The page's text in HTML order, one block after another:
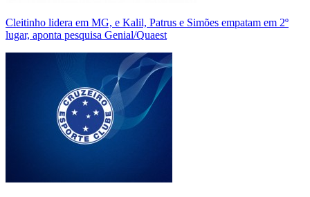
Cleitinho lidera em MG, e Kalil, Patrus e Simões empatam em 2º
lugar, aponta pesquisa Genial/Quaest